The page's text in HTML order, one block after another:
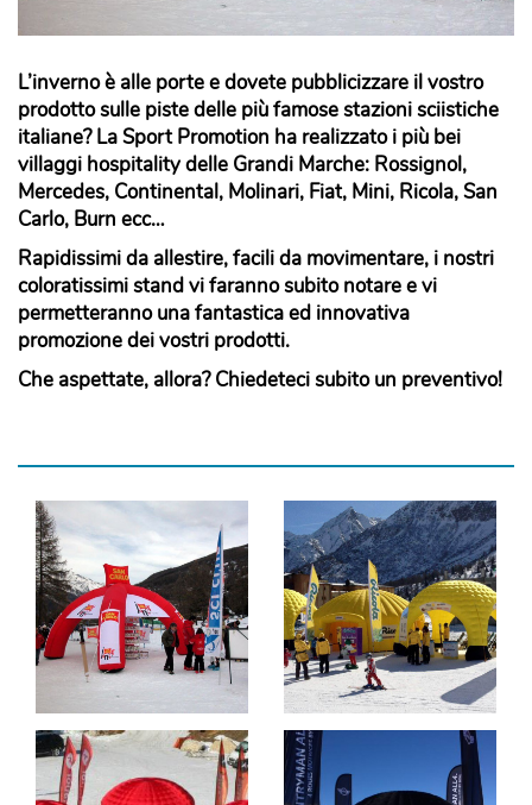
L’inverno è alle porte e dovete pubblicizzare il vostro
prodotto sulle piste delle più famose stazioni sciistiche
italiane? La Sport Promotion ha realizzato i più bei
villaggi hospitality delle Grandi Marche: Rossignol,
Mercedes, Continental, Molinari, Fiat, Mini, Ricola, San
Carlo, Burn ecc…
Rapidissimi da allestire, facili da movimentare, i nostri
coloratissimi stand vi faranno subito notare e vi
permetteranno una fantastica ed innovativa
promozione dei vostri prodotti.
Che aspettate, allora? Chiedeteci subito un preventivo!